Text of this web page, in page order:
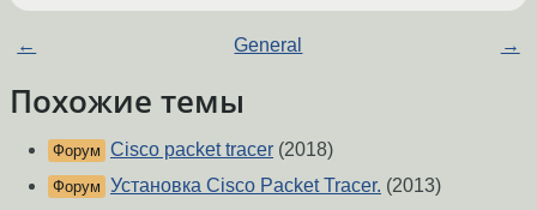
← General →
Похожие темы
Форум Cisco packet tracer (2018)
Форум Установка Cisco Packet Tracer. (2013)